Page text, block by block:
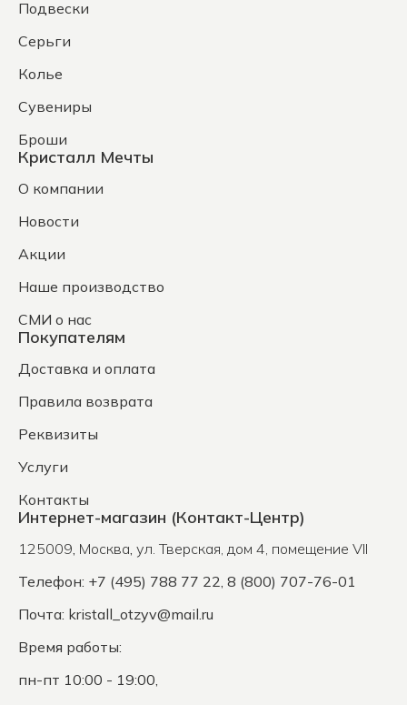
Подвески
Серьги
Колье
Сувениры
Броши
Кристалл Мечты
О компании
Новости
Акции
Наше производство
СМИ о нас
Покупателям
Доставка и оплата
Правила возврата
Реквизиты
Услуги
Контакты
Интернет-магазин (Контакт-Центр)
125009, Москва, ул. Тверская, дом 4, помещение VII
Телефон: +7 (495) 788 77 22, 8 (800) 707-76-01
Почта: kristall_otzyv@mail.ru
Время работы:
пн-пт 10:00 - 19:00,